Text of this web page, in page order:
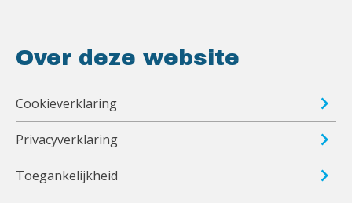
Over deze website
Cookieverklaring
Privacyverklaring
Toegankelijkheid